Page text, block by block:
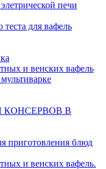
печи
для вафель
и венских вафель
КОНСЕРВОВ В
приготовления блюд
и венских вафель.